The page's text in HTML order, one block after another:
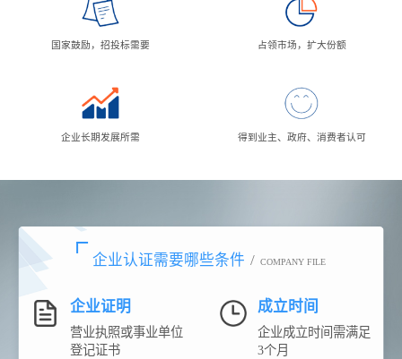
国家鼓励，招投标需要 占领市场，扩大份额
企业长期发展所需 得到业主、政府、消费者认可
企业认证需要哪些条件 / COMPANY FILE
企业证明
营业执照或事业单位
登记证书
成立时间
企业成立时间需满足
3个月